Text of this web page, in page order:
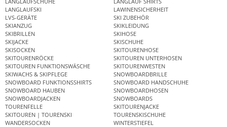
LANGLAUFSKI
LAWINENSICHERHEIT
LVS-GERÄTE
SKI ZUBEHÖR
SKIANZUG
SKIKLEIDUNG
SKIBRILLEN
SKIHOSE
SKIJACKE
SKISCHUHE
SKISOCKEN
SKITOURENHOSE
SKITOURENRÖCKE
SKITOUREN UNTERHOSEN
SKITOUREN FUNKTIONSWÄSCHE
SKITOURENWESTEN
SKIWACHS & SKIPFLEGE
SNOWBOARDBRILLE
SNOWBOARD FUNKTIONSSHIRTS
SNOWBOARD HANDSCHUHE
SNOWBOARD HAUBEN
SNOWBOARDHOSEN
SNOWBOARDJACKEN
SNOWBOARDS
TOURENFELLE
SKITOURENJACKE
SKITOUREN | TOURENSKI
TOURENSKISCHUHE
WANDERSOCKEN
WINTERSTIEFEL